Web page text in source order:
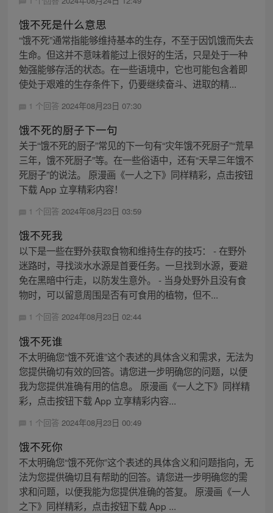
饿不死是什么意思
“饿不死”通常指能够维持基本的生存，不至于因饥饿而失去
生命。但这并不意味着能过上很好的生活，只是处于一种
勉强能够存活的状态。在一些语境中，它也可能包含着即
使处于艰难的生存条件下，仍要继续奋斗、进取的精...
1 个回答 2024年08月23日 07:30
饿不死的厨子下一句
关于“饿不死的厨子”常见的下一句有“灾年饿不死厨子”“荒旱
三年，饿不死厨子”等。在一些俗语中，还有“天旱三年饿不
死厨子”的说法。 原漫画《一人之下》同样精彩，点击按钮
下载 App 立享精彩内容！
1 个回答 2024年08月23日 03:59
饿不死我
以下是一些在野外获取食物和维持生存的技巧： - 在野外
迷路时，寻找淡水水源是首要任务。一旦找到水源，要避
免在黑暗中行走，以防发生意外。 - 当身处野外且没有食
物时，可以留意周围是否有可食用的植物，但不...
1 个回答 2024年08月23日 02:44
饿不死谁
不太明确您“饿不死谁”这个表述的具体含义和需求，无法为
您提供确切有效的回答。请您进一步明确您的问题，以便
我为您提供准确有用的信息。 原漫画《一人之下》同样精
彩，点击按钮下载 App 立享精彩内容...
1 个回答 2024年08月23日 00:49
饿不死你
不太明确您“饿不死你”这个表述的具体含义和问题指向，无
法为您提供确切且有帮助的回答。请您进一步明确您的需
求和问题，以便我能为您提供准确的答复。 原漫画《一人
之下》同样精彩，点击按钮下载 App ...